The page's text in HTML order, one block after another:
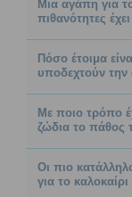
Μια αγάπη για
πιθανότητες
Πόσο έτοιμα
υποδεχτούν την
Με ποιο τρόπο
ζώδια το πάθος
Οι πιο
για το